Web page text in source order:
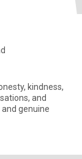
kindness,
and
genuine